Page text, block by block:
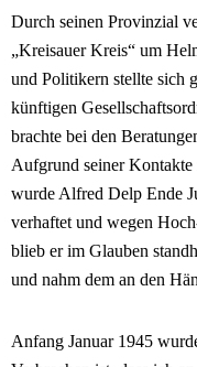
Durch seinen Provinzial
„Kreisauer Kreis“ um
und Politikern stellte sich
künftigen
brachte bei den
Aufgrund seiner
wurde Alfred Delp Ende
verhaftet und wegen
blieb er im Glauben
und nahm dem an den
Anfang Januar 1945